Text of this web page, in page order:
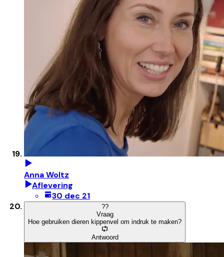
Anna Woltz
Aflevering
30 dec 21
??
Vraag
Hoe gebruiken dieren kippenvel om indruk te maken?
Antwoord